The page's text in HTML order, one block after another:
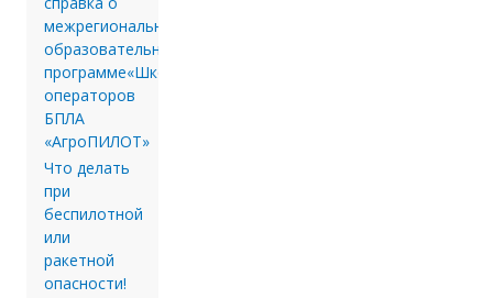
межрегиональной
образовательной
программе«Школа
операторов
БПЛА
«АгроПИЛОТ»
Что делать
при
беспилотной
или
ракетной
опасности!